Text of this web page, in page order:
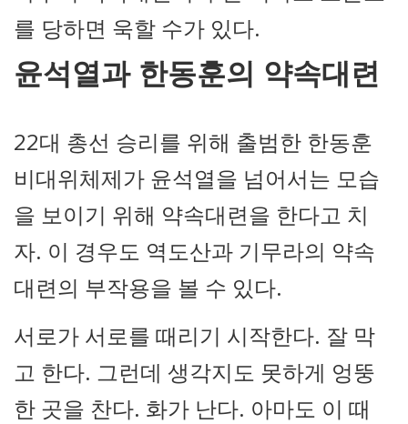
를 당하면 욱할 수가 있다.
윤석열과 한동훈의 약속대련
22대 총선 승리를 위해 출범한 한동훈
비대위체제가 윤석열을 넘어서는 모습
을 보이기 위해 약속대련을 한다고 치
자. 이 경우도 역도산과 기무라의 약속
대련의 부작용을 볼 수 있다.
서로가 서로를 때리기 시작한다. 잘 막
고 한다. 그런데 생각지도 못하게 엉뚱
한 곳을 찬다. 화가 난다. 아마도 이 때